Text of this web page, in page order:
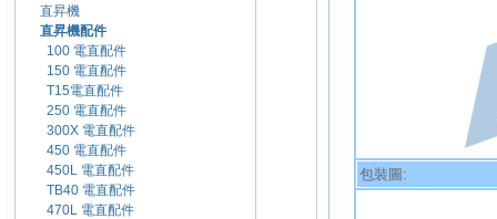
直昇機
直昇機配件
100 電直配件
150 電直配件
T15電直配件
250 電直配件
300X 電直配件
450 電直配件
450L 電直配件
TB40 電直配件
470L 電直配件
包裝圖: